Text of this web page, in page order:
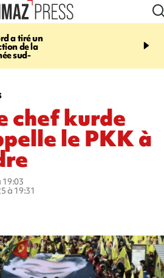
a tiré un
de la
sud-
17:24
est rouvert à la
chef kurde
le PKK à
19:03
à 19:31